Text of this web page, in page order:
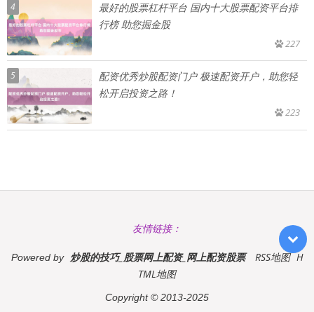
4
最好的股票杠杆平台 国内十大股票配资平台排
行榜 助您掘金股
227
5
配资优秀炒股配资门户 极速配资开户，助您轻
松开启投资之路！
223
友情链接：
Powered by 炒股的技巧_股票网上配资_网上配资股票 RSS地图 H
TML地图
Copyright© 2013-2025